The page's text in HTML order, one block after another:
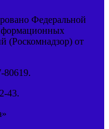
Федеральной
(Роскомнадзор) от
43.